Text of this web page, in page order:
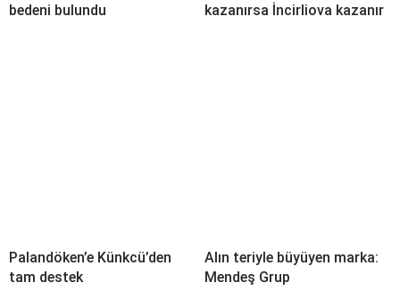
bedeni bulundu
kazanırsa İncirliova kazanır
Palandöken’e Künkcü’den
tam destek
Alın teriyle büyüyen marka:
Mendeş Grup